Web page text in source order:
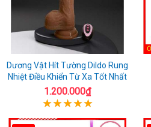
Dương Vật Hít Tường Dildo Rung
Nhiệt Điều Khiển Từ Xa Tốt Nhất
1.200.000₫